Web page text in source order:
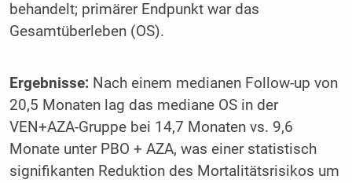
behandelt; primärer Endpunkt war das
Gesamtüberleben (OS).
Ergebnisse:Nach einem medianen Follow-up von
20,5 Monaten lag das mediane OS in der
VEN+AZA-Gruppe bei 14,7 Monaten vs. 9,6
Monate unter PBO + AZA, was einer statistisch
signifikanten Reduktion des Mortalitätsrisikos um